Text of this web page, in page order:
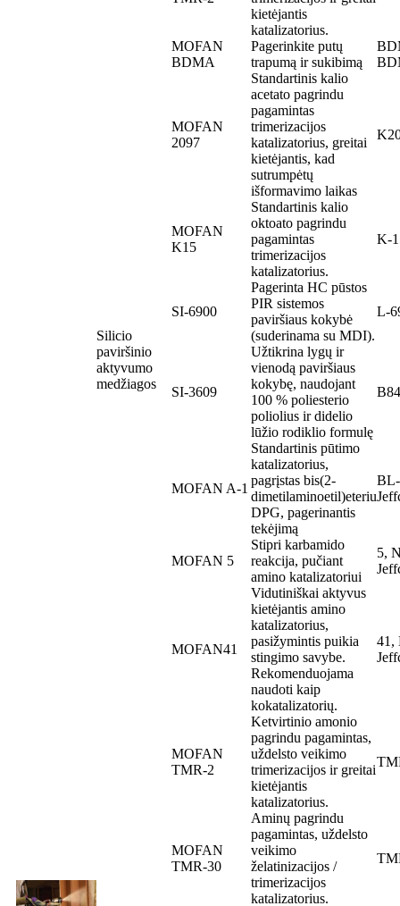
kietėjantis
katalizatorius.
MOFAN
BDMA
Pagerinkite putų
trapumą ir sukibimą
MOFAN
2097
Standartinis kalio
acetato pagrindu
pagamintas
trimerizacijos
katalizatorius, greitai
kietėjantis, kad
sutrumpėtų
išformavimo laikas
MOFAN
K15
Standartinis kalio
oktoato pagrindu
pagamintas
trimerizacijos
katalizatorius.
K-
Silicio
paviršinio
aktyvumo
medžiagos
SI-6900
Pagerinta HC pūstos
PIR sistemos
paviršiaus kokybė
(suderinama su MDI).
L-
SI-3609
Užtikrina lygų ir
vienodą paviršiaus
kokybę, naudojant
100 % poliesterio
poliolius ir didelio
lūžio rodiklio formulę
MOFAN A-1
Standartinis pūtimo
katalizatorius,
pagrįstas bis(2-
dimetilaminoetil)eteriu
DPG, pagerinantis
tekėjimą
MOFAN 5
Stipri karbamido
reakcija, pučiant
amino katalizatoriui
5,
MOFAN41
Vidutiniškai aktyvus
kietėjantis amino
katalizatorius,
pasižymintis puikia
stingimo savybe.
Rekomenduojama
naudoti kaip
kokatalizatorių.
41,
MOFAN
TMR-2
Ketvirtinio amonio
pagrindu pagamintas,
uždelsto veikimo
trimerizacijos ir greitai
kietėjantis
katalizatorius.
MOFAN
TMR-30
Aminų pagrindu
pagamintas, uždelsto
veikimo
želatinizacijos /
trimerizacijos
katalizatorius.